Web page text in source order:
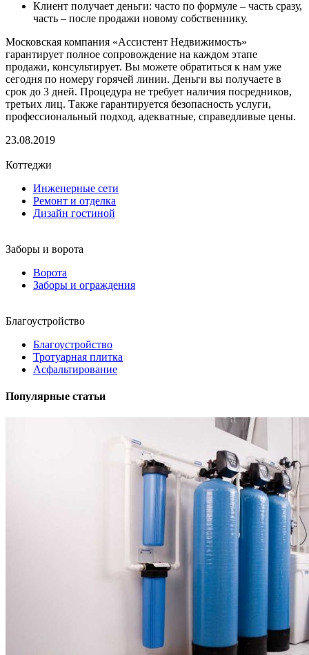
Клиент получает деньги: часто по формуле – часть сразу,
часть – после продажи новому собственнику.
Московская компания «Ассистент Недвижимость»
гарантирует полное сопровождение на каждом этапе
продажи, консультирует. Вы можете обратиться к нам уже
сегодня по номеру горячей линии. Деньги вы получаете в
срок до 3 дней. Процедура не требует наличия посредников,
третьих лиц. Также гарантируется безопасность услуги,
профессиональный подход, адекватные, справедливые цены.
23.08.2019
Коттеджи
Инженерные сети
Ремонт и отделка
Дизайн гостиной
Заборы и ворота
Ворота
Заборы и ограждения
Благоустройство
Благоустройство
Тротуарная плитка
Асфальтирование
Популярные статьи